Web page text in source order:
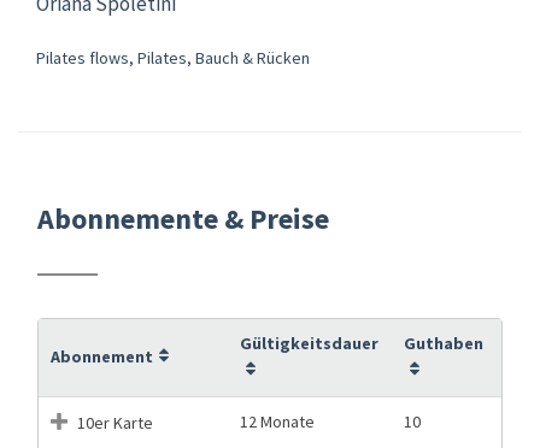
Pilates flows, Pilates, Bauch & Rücken
Abonnemente & Preise
Abonnement
Gültigkeitsdauer Guthaben
10er Karte 12 Monate 10